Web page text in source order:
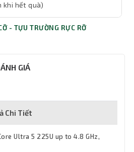
khi hết quà)
- TỰU TRƯỜNG RỰC RỠ
GIÁ
Chi Tiết
Ultra 5 225U up to 4.8 GHz,